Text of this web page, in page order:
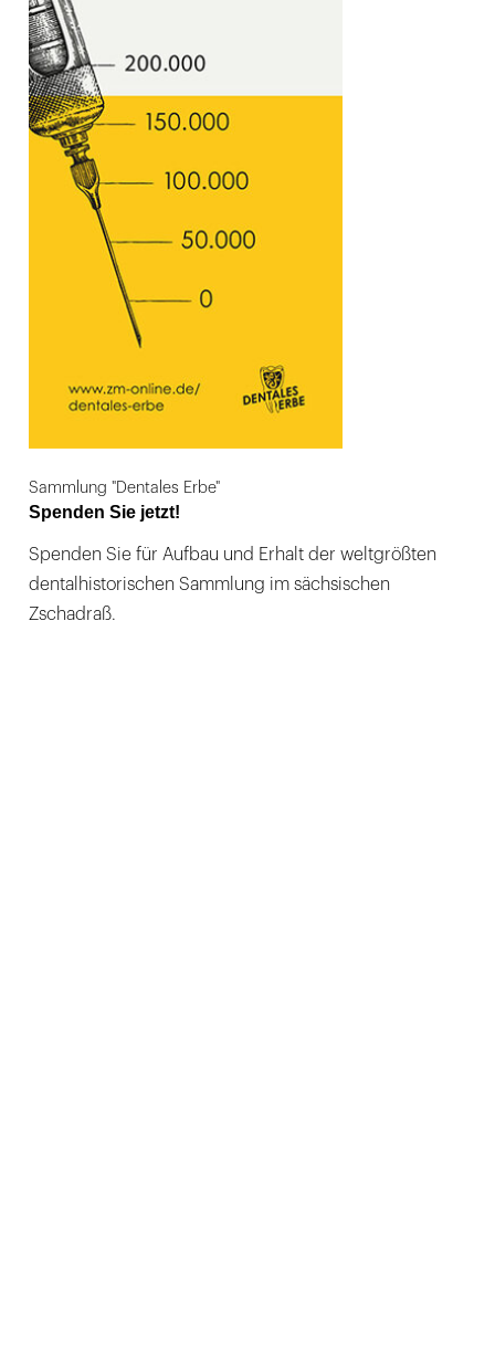
Sammlung "Dentales Erbe"
Spenden Sie jetzt!
Spenden Sie für Aufbau und Erhalt der weltgrößten
dentalhistorischen Sammlung im sächsischen
Zschadraß.